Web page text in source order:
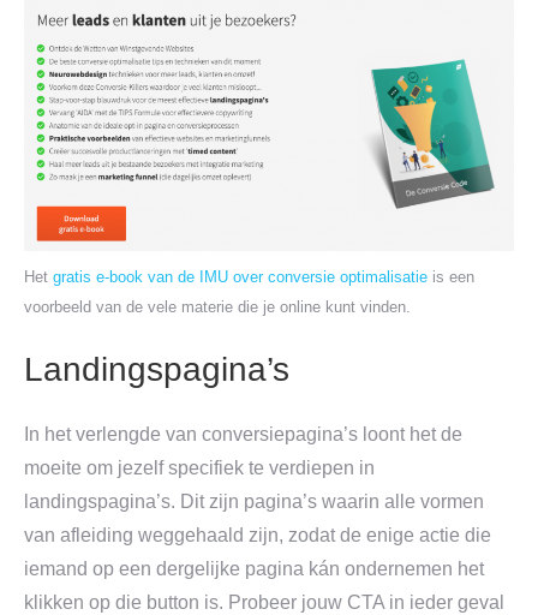
Het gratis e-book van de IMU over conversie optimalisatie is een
voorbeeld van de vele materie die je online kunt vinden.
Landingspagina’s
In het verlengde van conversiepagina’s loont het de
moeite om jezelf specifiek te verdiepen in
landingspagina’s. Dit zijn pagina’s waarin alle vormen
van afleiding weggehaald zijn, zodat de enige actie die
iemand op een dergelijke pagina kán ondernemen het
klikken op die button is. Probeer jouw CTA in ieder geval